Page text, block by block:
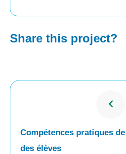
Share this project?
Compétences pratiques
des élèves